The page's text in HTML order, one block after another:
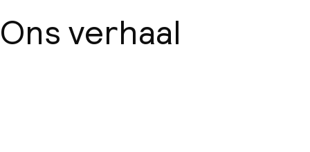
Ons verhaal